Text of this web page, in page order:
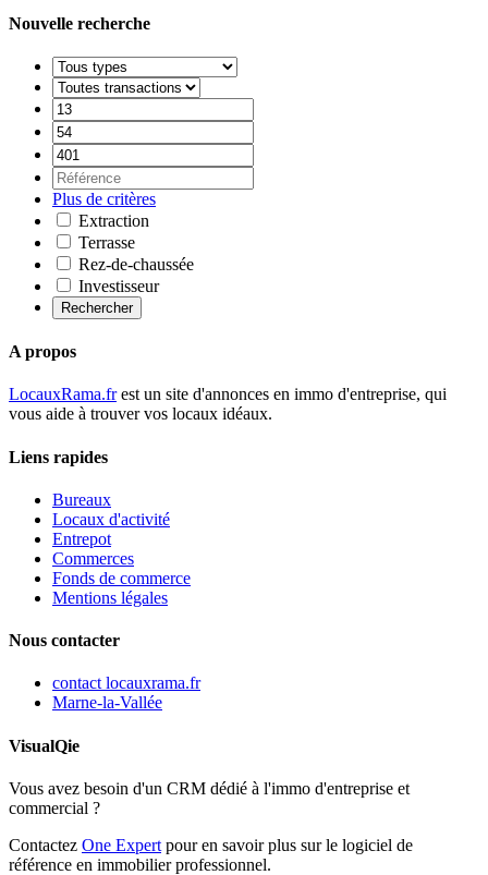
Nouvelle recherche
Plus de critères
Extraction
Terrasse
Rez-de-chaussée
Investisseur
Rechercher
A propos
LocauxRama.frest un site d'annonces en immo d'entreprise, qui
vous aide à trouver vos locaux idéaux.
Liens rapides
Bureaux
Locaux d'activité
Entrepot
Commerces
Fonds de commerce
Mentions légales
Nous contacter
contactlocauxrama.fr
Marne-la-Vallée
VisualQie
Vous avez besoin d'un CRM dédié à l'immo d'entreprise et
commercial ?
Contactez One Expert pour en savoir plus sur le logiciel de
référence en immobilier professionnel.